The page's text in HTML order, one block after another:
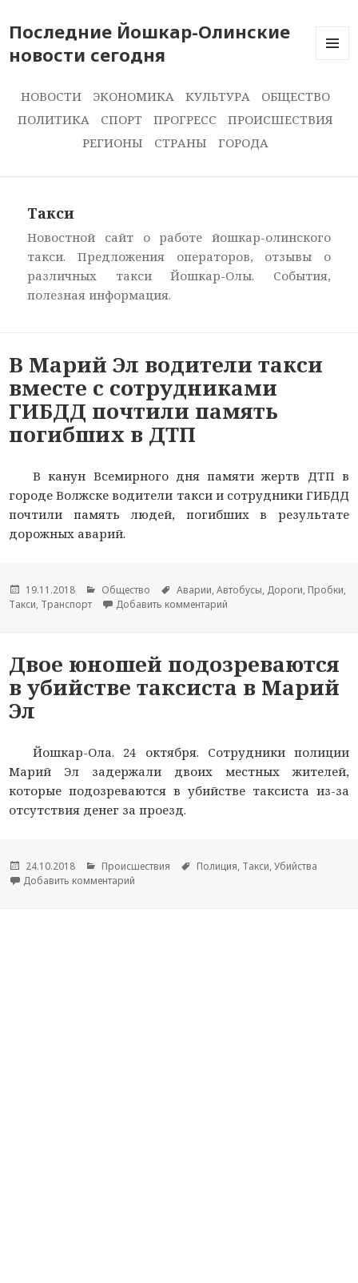
Последние Йошкар-Олинские
новости сегодня
НОВОСТИ ЭКОНОМИКА КУЛЬТУРА
ОБЩЕСТВО
ПОЛИТИКА
СПОРТ ПРОГРЕСС
ПРОИСШЕСТВИЯ
РЕГИОНЫ
СТРАНЫ ГОРОДА
Такси
Новостной сайт о работе йошкар-олинского
такси. Предложения операторов, отзывы о
различных такси Йошкар-Олы. События,
полезная информация.
В Марий Эл водители такси
вместе с сотрудниками
ГИБДД почтили память
погибших в ДТП
В канун Всемирного дня памяти жертв ДТП в
городе Волжске водители такси и сотрудники ГИБДД
почтили память людей, погибших в результате
дорожных аварий.
Опубликовано
19.11.2018 Рубрики
Общество Метки
Аварии,Автобусы, Дороги, Пробки,
Такси, Транспорт Добавить комментарий
Двое юношей подозреваются
в убийстве таксиста в Марий
Эл
Йошкар-Ола. 24 октября. Сотрудники полиции
Марий Эл задержали двоих местных жителей,
которые подозреваются в убийстве таксиста из-за
отсутствия денег за проезд.
Опубликовано
24.10.2018 Рубрики
Происшествия Метки
Полиция, Такси,Убийства
Добавить комментарий